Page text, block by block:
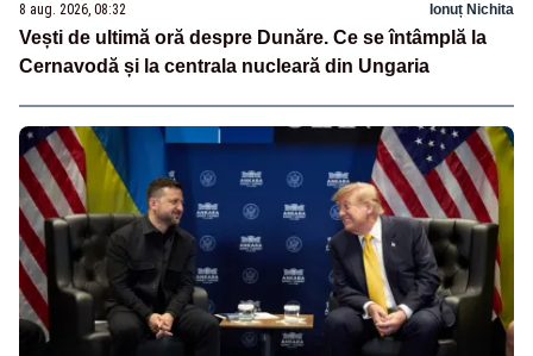
8 aug. 2026, 08:32 Ionuț Nichita
Vești de ultimă oră despre Dunăre. Ce se întâmplă la
Cernavodă și la centrala nucleară din Ungaria